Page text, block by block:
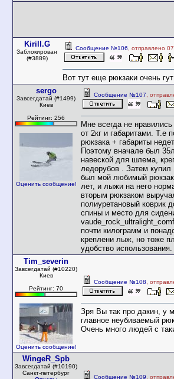
Kirill.G
Заблокирован
(#3889)
Сообщение №106 , отправлено
Вот тут еще рюкзаки очень
sergo
Завсегдатай (#1499)
Киев
Рейтинг: 256
Оценить сообщение!
Сообщение №107 ,
Мне всегда не
от 2кг и габаритами. Т.е
рюкзака + габариты
Поэтому вначале был
навеской для шлема,
ледорубов . Затем
был мой любимый рюкзак
лет, и лыжи на него
вторым рюкзаком
полиуретановый коврик
спины и место для
почти килограмм и
креплени лыж, но тоже
удобство использования.
Tim_severin
Завсегдатай (#10220)
Киев
Рейтинг: 70
Оценить сообщение!
Сообщение №108 ,
Зря Вы так про дакин, у
главное неубиваемый
Очень много людей с
WingeR_Spb
Завсегдатай (#10190)
Санкт-петербург
Сообщение №109 ,